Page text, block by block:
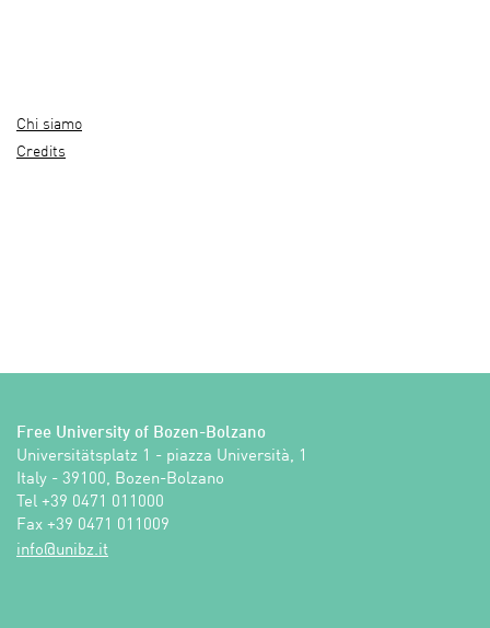
Chi siamo
Credits
Free University of Bozen-Bolzano
Universitätsplatz 1 - piazza Università, 1
Italy - 39100, Bozen-Bolzano
Tel +39 0471 011000
Fax +39 0471 011009
ti.zbinu@ofni